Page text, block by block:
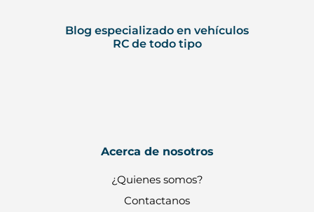
o
k
-
r
a
m
Blog especializado en vehículos
RC de todo tipo
Acerca de nosotros
¿Quienes somos?
Contactanos